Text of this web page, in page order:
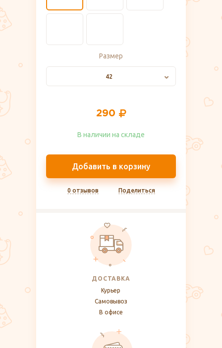
Размер
42
290
В наличии на складе​
Добавить в корзину
0 отзывов Поделиться
ДОСТАВКА
Курьер
Самовывоз
В офисе